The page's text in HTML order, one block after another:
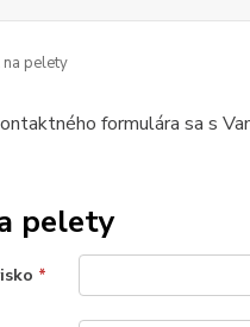
pelety
formulára sa s
pelety
*